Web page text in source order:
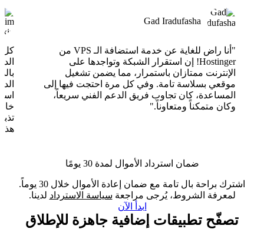
Gad Iradufasha
"أنا راض للغاية عن خدمة استضافة الـ VPS من
Hostinger! إن استقرار الشبكة وتواجدها على
الإنترنت ممتازان باستمرار، مما يضمن تشغيل
موقعي بسلاسة تامة. وفي كل مرة احتجت فيها إلى
المساعدة، كان تجاوب فريق الدعم الفني سريعاً،
وكان متمكناً ومتعاوناً."
هذا
ضمان استرداد الأموال لمدة 30 يومًا
اشترك براحة بال تامة مع ضمان إعادة الأموال خلال 30 يوماً.
لمعرفة الشروط، يُرجى مراجعة سياسة الاسترداد لدينا.
ابدأ الآن
تصفّح تطبيقات إضافية جاهزة للإطلاق